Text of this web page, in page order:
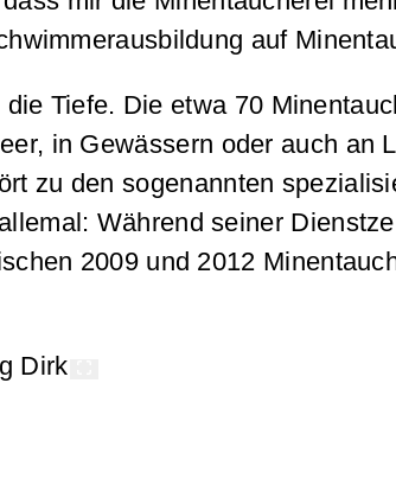
auf
Tiefe. Die etwa 70
in Gewässern oder auch an
zu den sogenannten
Während seiner
2009 und 2012